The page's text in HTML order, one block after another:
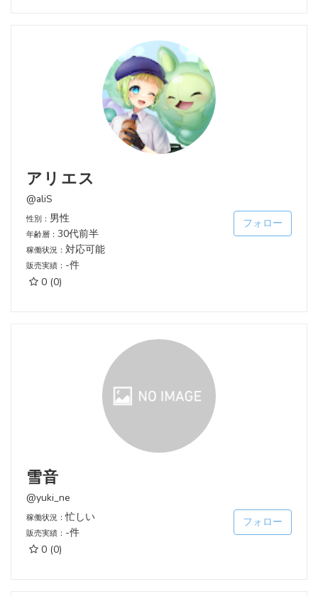
アリエス
@aliS
性別： 男性
年齢層： 30代前半
稼働状況： 対応可能
販売実績： -件
0 (0)
フォロー
雪音
@yuki_ne
稼働状況：忙しい
販売実績： -件
0 (0)
フォロー